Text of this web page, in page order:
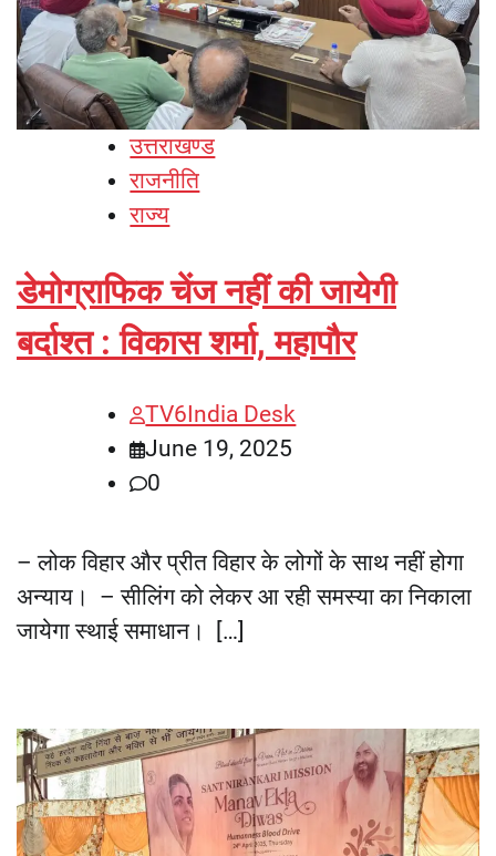
उत्तराखण्ड
राजनीति
राज्य
डेमोग्राफिक चेंज नहीं की जायेगी
बर्दाश्त : विकास शर्मा, महापौर
TV6India Desk
June 19, 2025
0
– लोक विहार और प्रीत विहार के लोगों के साथ नहीं होगा
अन्याय। – सीलिंग को लेकर आ रही समस्या का निकाला
जायेगा स्थाई समाधान। […]